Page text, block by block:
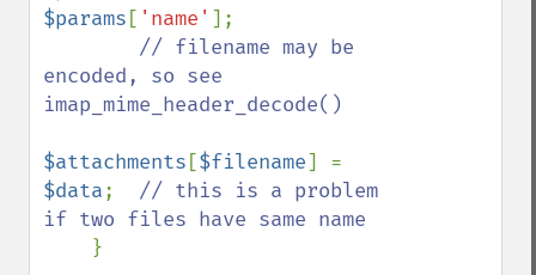
$params [ 'name' ];
// filename may be
encoded, so see
imap_mime_header_decode()
$attachments [$filename
$data; // this is a problem
if two files have same name
}